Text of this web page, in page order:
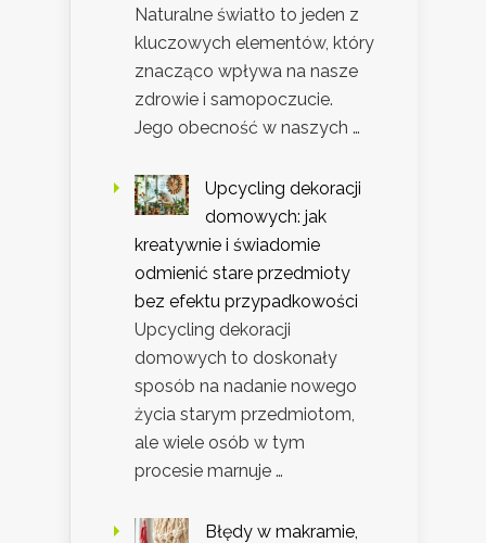
Naturalne światło to jeden z
kluczowych elementów, który
znacząco wpływa na nasze
zdrowie i samopoczucie.
Jego obecność w naszych …
Upcycling dekoracji
domowych: jak
kreatywnie i świadomie
odmienić stare przedmioty
bez efektu przypadkowości
Upcycling dekoracji
domowych to doskonały
sposób na nadanie nowego
życia starym przedmiotom,
ale wiele osób w tym
procesie marnuje …
Błędy w makramie,